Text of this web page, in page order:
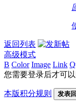
返回列表
高级模式
B Color Image Link
您需要登录后才可
本版积分规则 发表